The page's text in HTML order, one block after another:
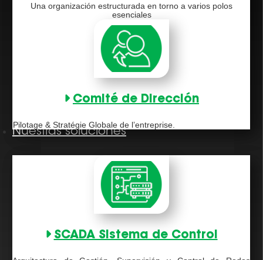
Una organización estructurada en torno a varios polos
esenciales
Comité de Dirección
Pilotage & Stratégie Globale de l’entreprise.
Nuestras soluciones
SCADA Sistema de Control